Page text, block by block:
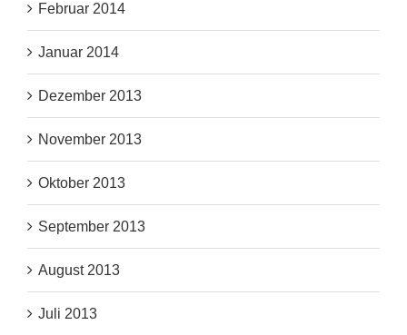
Februar 2014
Januar 2014
Dezember 2013
November 2013
Oktober 2013
September 2013
August 2013
Juli 2013